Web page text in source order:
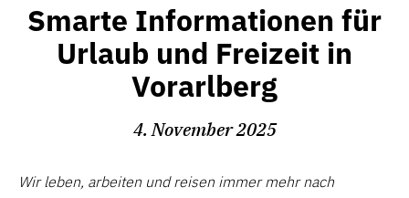
Smarte Informationen für
Urlaub und Freizeit in
Vorarlberg
4. November 2025
Wir leben, arbeiten und reisen immer mehr nach